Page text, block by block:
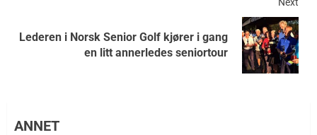
Lederen i Norsk Senior Golf kjører i gang
en litt annerledes seniortour
ANNET